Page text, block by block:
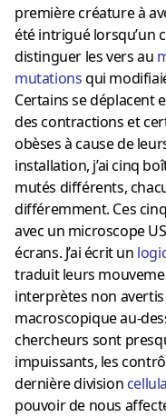
première créature à
été intrigué lorsqu’un
distinguer les vers au
mutationsqui
Certains se déplacent
des contractions et
obèses à cause de
installation, j’ai cinq
mutés différents,
différemment. Ces
avec un microscope
écrans. J’ai écrit un
traduit leurs
interprètes non
macroscopique au-
chercheurs sont
impuissants, les
dernière division
pouvoir de nous